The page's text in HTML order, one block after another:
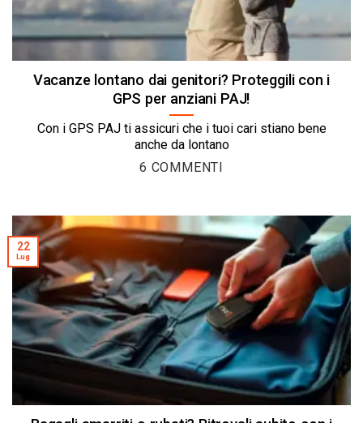
Vacanze lontano dai genitori? Proteggili con i
GPS per anziani PAJ!
Con i GPS PAJ ti assicuri che i tuoi cari stiano bene
anche da lontano
6 COMMENTI
22
Lug